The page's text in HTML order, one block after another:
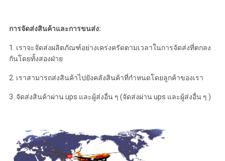
การจัดส่งสินค้าและการขนส่ง:
1. เราจะจัดส่งผลิตภัณฑ์อย่างเคร่งครัดตามเวลาในการจัดส่งที่ตกลง
กันโดยทั้งสองฝ่าย
2. เราสามารถส่งสินค้าไปยังคลังสินค้าที่กำหนดโดยลูกค้าของเรา
3. จัดส่งสินค้าผ่าน ups และผู้ส่งอื่น ๆ (จัดส่งผ่าน ups และผู้ส่งอื่น ๆ )